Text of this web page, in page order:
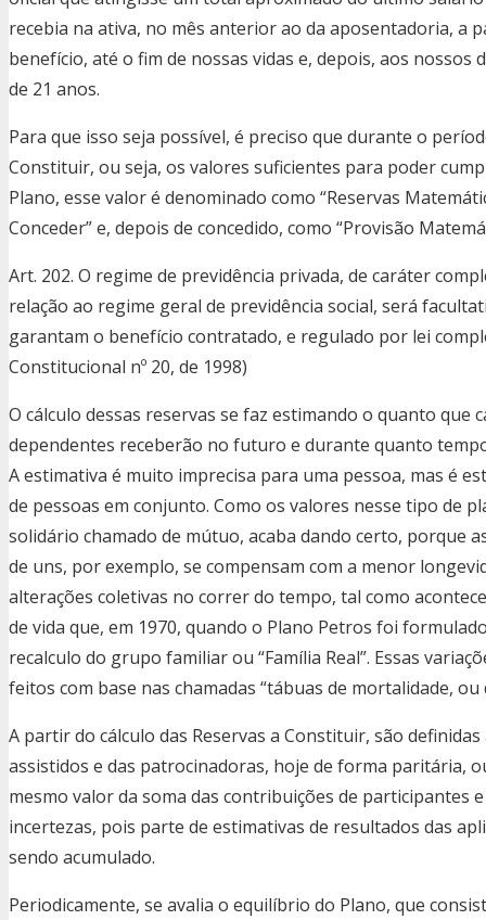
recebia na ativa, no mês anterior ao da aposentadoria, a
benefício, até o fim de nossas vidas e, depois, aos
de 21 anos.
Para que isso seja possível, é preciso que durante o
Constituir, ou seja, os valores suficientes para poder
Plano, esse valor é denominado como “Reservas
Conceder” e, depois de concedido, como “Provisão
Art. 202. O regime de previdência privada, de caráter
relação ao regime geral de previdência social, será
garantam o benefício contratado, e regulado por lei
Constitucional nº 20, de 1998)
O cálculo dessas reservas se faz estimando o quanto que
dependentes receberão no futuro e durante quanto tempo
A estimativa é muito imprecisa para uma pessoa, mas é
de pessoas em conjunto. Como os valores nesse tipo de
solidário chamado de mútuo, acaba dando certo, porque
de uns, por exemplo, se compensam com a menor
alterações coletivas no correr do tempo, tal como
de vida que, em 1970, quando o Plano Petros foi
recalculo do grupo familiar ou “Família Real”. Essas
feitos com base nas chamadas “tábuas de mortalidade, ou
A partir do cálculo das Reservas a Constituir, são
assistidos e das patrocinadoras, hoje de forma paritária,
mesmo valor da soma das contribuições de participantes
incertezas, pois parte de estimativas de resultados das
sendo acumulado.
Periodicamente, se avalia o equilíbrio do Plano, que